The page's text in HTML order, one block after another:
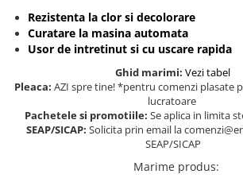
Ochelari de soare
Palarii protectie UV
Somnul bebelusului
Carucioare si scaune auto
Tarcuri copii / bebelusi
Rezistenta la clor si decolorare
Curatare la masina automata
Usor de intretinut si cu uscare rapida
Ghid marimi: Vezi tabel
Pleaca: AZI spre tine! *pentru comenzi plasate
lucratoare
Pachetele si promotiile: Se aplica in limita
SEAP/SICAP: Solicita prin email la
SEAP/SICAP
Marime produs: